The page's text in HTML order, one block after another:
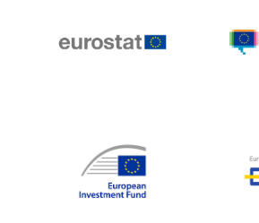
Katharien L.C. Hunt
Klaus-Heiner Lehne
Koen LENAERTS
Lars Heikensten